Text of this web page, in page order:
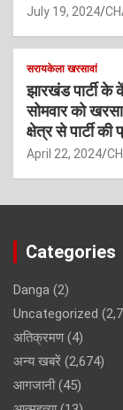
July 19, 2024
सरायकेला खरसावां
झारखंड पार्टी के
सोमवार को
क्षेत्र से पार्टी
April 22, 2024
Categories
Danga (2)
Uncategorized
अतिक्रमण(4)
अन्य खबरें (2,674)
आगजानी(45)